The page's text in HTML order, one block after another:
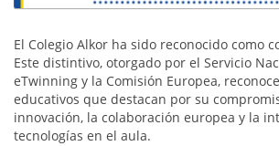
El Colegio Alkor ha sido reconocido como
Este distintivo, otorgado por el Servicio
eTwinning y la Comisión Europea,
educativos que destacan por su
innovación, la colaboración europea y la
tecnologías en el aula.